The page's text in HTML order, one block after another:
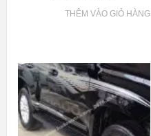
THÊM VÀO GIỎ HÀNG